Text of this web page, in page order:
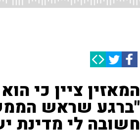
המאזין ציין כי
"ברגע שראש
חשובה לי מדינת